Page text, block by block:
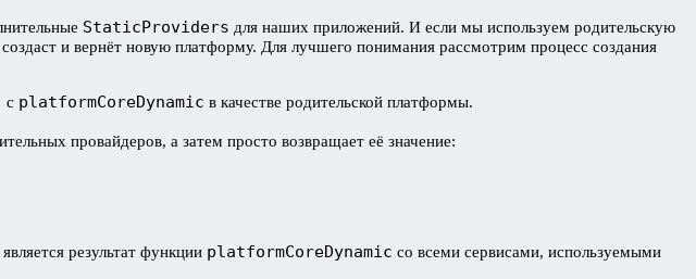
StaticProviders для наших приложений. И если мы используем родительскую
и вернёт новую платформу. Для лучшего понимания рассмотрим процесс создания
с platformCoreDynamic в качестве родительской платформы.
провайдеров, а затем просто возвращает её значение:
результат функции platformCoreDynamic со всеми сервисами, используемыми